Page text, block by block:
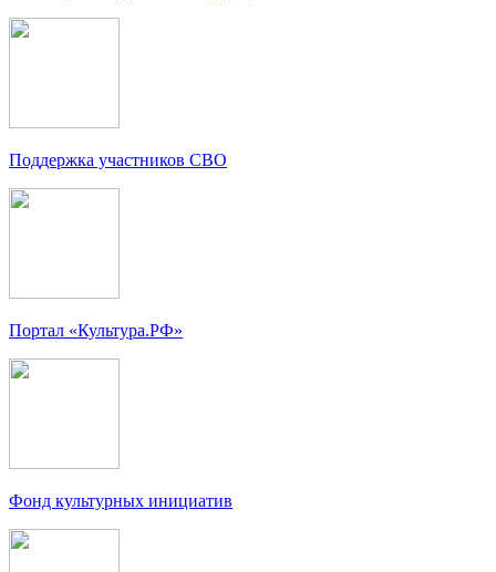
Поддержка участников СВО
Портал «Культура.РФ»
Фонд культурных инициатив